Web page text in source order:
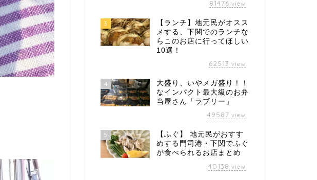
81476 view
3
【ランチ】地元民がオスス
メする、下関でのランチな
らこのお店に行ってほしい
10選！
62513 view
4
大盛り、いやメガ盛り！！
なインパクト最大級のお弁
当屋さん「ラブリー」
49587 view
5
【ふぐ】 地元民がおすす
めする門司港・下関でふぐ
が食べられるお店まとめ
40138 view